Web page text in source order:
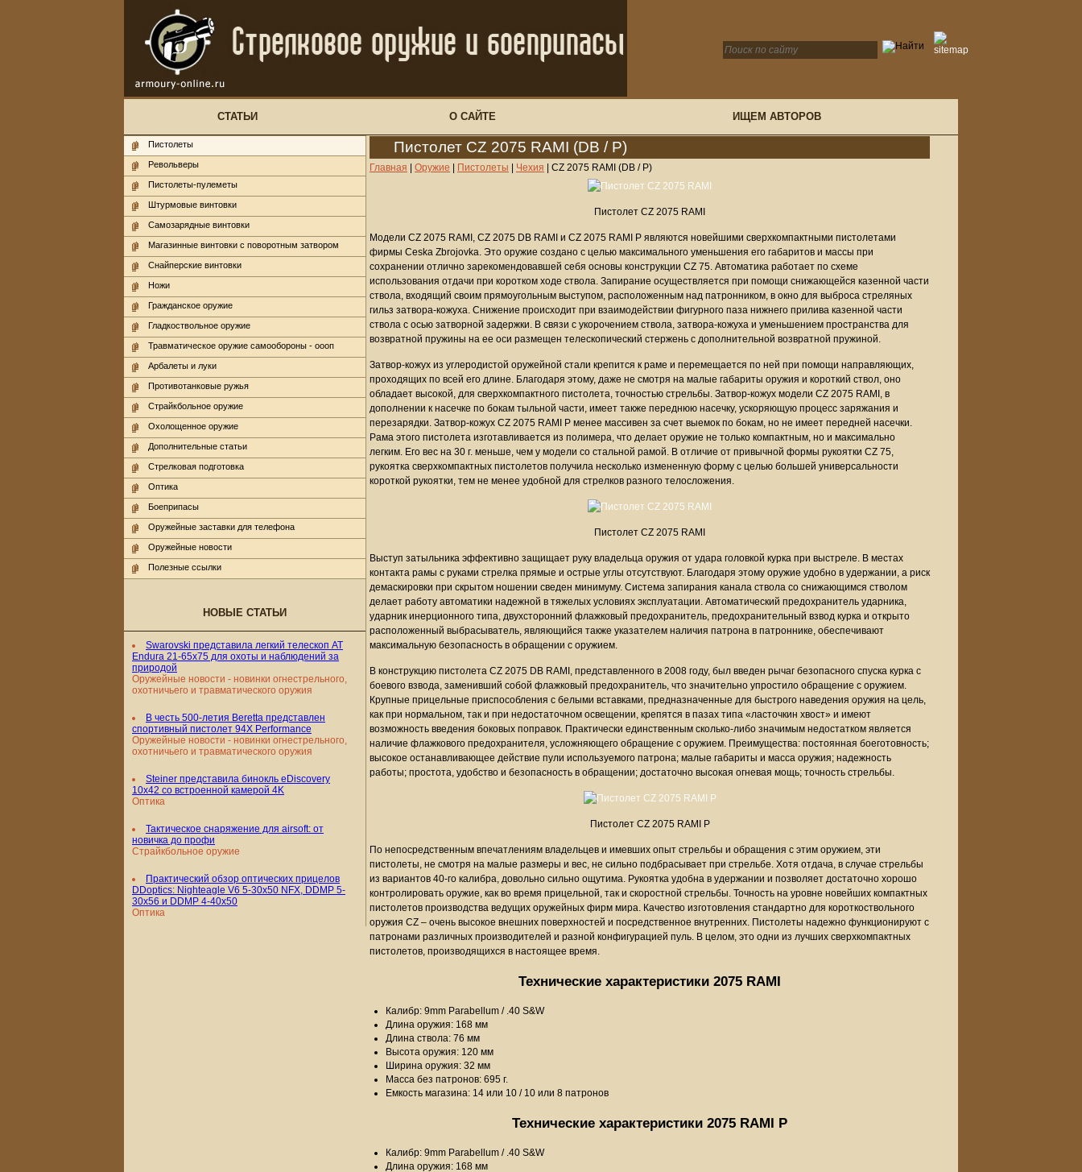
СТАТЬИ О САЙТЕ ИЩЕМ АВТОРОВ
Пистолет CZ 2075 RAMI (DB / P)
Главная Оружие Пистолеты Чехия CZ 2075 RAMI (DB / P)
Пистолет CZ 2075 RAMI
Модели CZ 2075 RAMI, CZ 2075 DB RAMI и CZ 2075 RAMI P являются новейшими сверхкомпактными пистолетами
фирмы Ceska Zbrojovka. Это оружие создано с целью максимального уменьшения его габаритов и массы при
сохранении отлично зарекомендовавшей себя основы конструкции CZ 75. Автоматика работает по схеме
использования отдачи при коротком ходе ствола. Запирание осуществляется при помощи снижающейся казенной части
ствола, входящий своим прямоугольным выступом, расположенным над патронником, в окно для выброса стреляных
гильз затвора-кожуха. Снижение происходит при взаимодействии фигурного паза нижнего прилива казенной части
ствола с осью затворной задержки. В связи с укорочением ствола, затвора-кожуха и уменьшением пространства для
возвратной пружины на ее оси размещен телескопический стержень с дополнительной возвратной пружиной.
Затвор-кожух из углеродистой оружейной стали крепится к раме и перемещается по ней при помощи направляющих,
проходящих по всей его длине. Благодаря этому, даже не смотря на малые габариты оружия и короткий ствол, оно
обладает высокой, для сверхкомпактного пистолета, точностью стрельбы. Затвор-кожух модели CZ 2075 RAMI, в
дополнении к насечке по бокам тыльной части, имеет также переднюю насечку, ускоряющую процесс заряжания и
перезарядки. Затвор-кожух CZ 2075 RAMI P менее массивен за счет выемок по бокам, но не имеет передней насечки.
Рама этого пистолета изготавливается из полимера, что делает оружие не только компактным, но и максимально
легким. Его вес на 30 г. меньше, чем у модели со стальной рамой. В отличие от привычной формы рукоятки CZ 75,
рукоятка сверхкомпактных пистолетов получила несколько измененную форму с целью большей универсальности
короткой рукоятки, тем не менее удобной для стрелков разного телосложения.
Пистолет CZ 2075 RAMI
Выступ затыльника эффективно защищает руку владельца оружия от удара головкой курка при выстреле. В местах
контакта рамы с руками стрелка прямые и острые углы отсутствуют. Благодаря этому оружие удобно в удержании, а риск
демаскировки при скрытом ношении сведен минимуму. Система запирания канала ствола со снижающимся стволом
делает работу автоматики надежной в тяжелых условиях эксплуатации. Автоматический предохранитель ударника,
ударник инерционного типа, двухсторонний флажковый предохранитель, предохранительный взвод курка и открыто
расположенный выбрасыватель, являющийся также указателем наличия патрона в патроннике, обеспечивают
максимальную безопасность в обращении с оружием.
В конструкцию пистолета CZ 2075 DB RAMI, представленного в 2008 году, был введен рычаг безопасного спуска курка с
боевого взвода, заменивший собой флажковый предохранитель, что значительно упростило обращение с оружием.
Крупные прицельные приспособления с белыми вставками, предназначенные для быстрого наведения оружия на цель,
как при нормальном, так и при недостаточном освещении, крепятся в пазах типа «ласточкин хвост» и имеют
возможность введения боковых поправок. Практически единственным сколько-либо значимым недостатком является
наличие флажкового предохранителя, усложняющего обращение с оружием. Преимущества: постоянная боеготовность;
высокое останавливающее действие пули используемого патрона; малые габариты и масса оружия; надежность
работы; простота, удобство и безопасность в обращении; достаточно высокая огневая мощь; точность стрельбы.
Пистолет CZ 2075 RAMI P
По непосредственным впечатлениям владельцев и имевших опыт стрельбы и обращения с этим оружием, эти
пистолеты, не смотря на малые размеры и вес, не сильно подбрасывает при стрельбе. Хотя отдача, в случае стрельбы
из вариантов 40-го калибра, довольно сильно ощутима. Рукоятка удобна в удержании и позволяет достаточно хорошо
контролировать оружие, как во время прицельной, так и скоростной стрельбы. Точность на уровне новейших компактных
пистолетов производства ведущих оружейных фирм мира. Качество изготовления стандартно для короткоствольного
оружия CZ – очень высокое внешних поверхностей и посредственное внутренних. Пистолеты надежно функционируют с
патронами различных производителей и разной конфигурацией пуль. В целом, это одни из лучших сверхкомпактных
пистолетов, производящихся в настоящее время.
Технические характеристики 2075 RAMI
Калибр: 9mm Parabellum / .40 S&W
Длина оружия: 168 мм
Длина ствола: 76 мм
Высота оружия: 120 мм
Ширина оружия: 32 мм
Масса без патронов: 695 г.
Емкость магазина: 14 или 10 / 10 или 8 патронов
Технические характеристики 2075 RAMI P
Калибр: 9mm Parabellum / .40 S&W
Длина оружия: 168 мм
Пистолеты
Револьверы
Пистолеты-пулеметы
Штурмовые винтовки
Самозарядные винтовки
Магазинные винтовки с поворотным затвором
Снайперские винтовки
Ножи
Гражданское оружие
Гладкоствольное оружие
Травматическое оружие самообороны - оооп
Арбалеты и луки
Противотанковые ружья
Страйкбольное оружие
Охолощенное оружие
Дополнительные статьи
Стрелковая подготовка
Оптика
Боеприпасы
Оружейные заставки для телефона
Оружейные новости
Полезные ссылки
НОВЫЕ СТАТЬИ
Swarovski представила легкий телескоп AT
Endura 21-65x75 для охоты и наблюдений за
природой
Оружейные новости - новинки огнестрельного,
охотничьего и травматического оружия
В честь 500-летия Beretta представлен
спортивный пистолет 94X Performance
Оружейные новости - новинки огнестрельного,
охотничьего и травматического оружия
Steiner представила бинокль eDiscovery
10x42 со встроенной камерой 4K
Оптика
Тактическое снаряжение для airsoft: от
новичка до профи
Страйкбольное оружие
Практический обзор оптических прицелов
DDoptics: Nighteagle V6 5-30x50 NFX, DDMP 5-
30x56 и DDMP 4-40x50
Оптика